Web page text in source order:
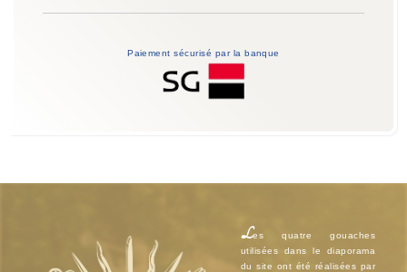
Paiement sécurisé par la banque
Les quatre gouaches
utilisées dans le diaporama
du site ont été réalisées par